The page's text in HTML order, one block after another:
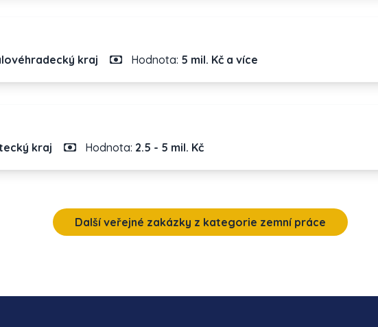
kraj Hodnota: 5 mil. Kč a více
kraj Hodnota: 2.5 - 5 mil. Kč
Další veřejné zakázky z kategorie zemní práce